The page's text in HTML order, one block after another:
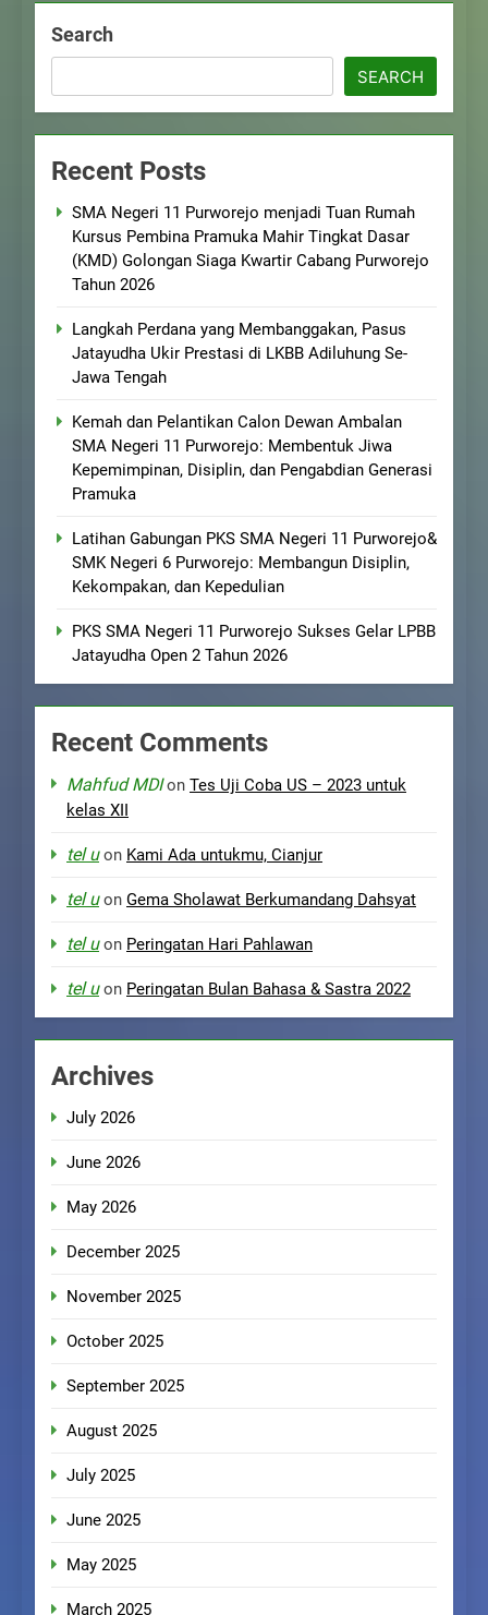
Search
SEARCH
Recent Posts
SMA Negeri 11 Purworejo menjadi Tuan Rumah
Kursus Pembina Pramuka Mahir Tingkat Dasar
(KMD) Golongan Siaga Kwartir Cabang Purworejo
Tahun 2026
Langkah Perdana yang Membanggakan, Pasus
Jatayudha Ukir Prestasi di LKBB Adiluhung Se-
Jawa Tengah
Kemah dan Pelantikan Calon Dewan Ambalan
SMA Negeri 11 Purworejo: Membentuk Jiwa
Kepemimpinan, Disiplin, dan Pengabdian Generasi
Pramuka
Latihan Gabungan PKS SMA Negeri 11 Purworejo&
SMK Negeri 6 Purworejo: Membangun Disiplin,
Kekompakan, dan Kepedulian
PKS SMA Negeri 11 Purworejo Sukses Gelar LPBB
Jatayudha Open 2 Tahun 2026
Recent Comments
Mahfud MDIon Tes Uji Coba US – 2023 untuk
kelas XII
tel uon Kami Ada untukmu, Cianjur
tel uon Gema Sholawat Berkumandang Dahsyat
tel uon Peringatan Hari Pahlawan
tel uon Peringatan Bulan Bahasa & Sastra 2022
Archives
July 2026
June 2026
May 2026
December 2025
November 2025
October 2025
September 2025
August 2025
July 2025
June 2025
May 2025
March 2025